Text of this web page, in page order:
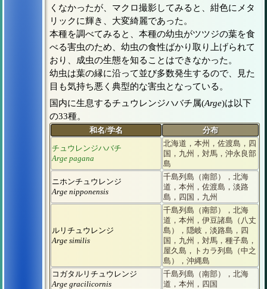
くなかったが、マクロ撮影してみると、紺色にメタ
リックに輝き、大変綺麗であった。
本種を調べてみると、本種の幼虫がツツジの葉を食
べる害虫のため、幼虫の食性ばかり取り上げられて
おり、成虫の生態を知ることはできなかった。
幼虫は葉の縁に沿って並び多数発生するので、見た
目も気持ち悪く典型的な害虫となっている。
国内に生息するチュウレンジハバチ属(Arge)は以下
の33種。
和名/学名
分布
チュウレンジハバチ
Arge pagana
北海道，本州，佐渡島，四
国，九州，対馬，沖永良部
島
ニホンチュウレンジ
Arge nipponensis
千島列島（南部），北海
道，本州，佐渡島，淡路
島，四国，九州
ルリチュウレンジ
Arge similis
千島列島（南部），北海
道，本州，伊豆諸島（八丈
島），隠岐，淡路島，四
国，九州，対馬，種子島，
屋久島，トカラ列島（中之
島），沖縄島
コガタルリチュウレンジ
Arge gracilicornis
千島列島（南部），北海
道，本州，四国